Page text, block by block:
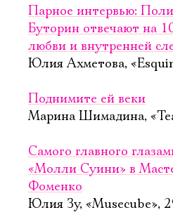
Парное интервью:
Буторин отвечают на
любви и внутренней
Юлия Ахметова,
Поднимите ей веки
Марина Шимадина,
Самого главного
«Молли Суини» в
Фоменко
Юлия Зу, «Musecube»,